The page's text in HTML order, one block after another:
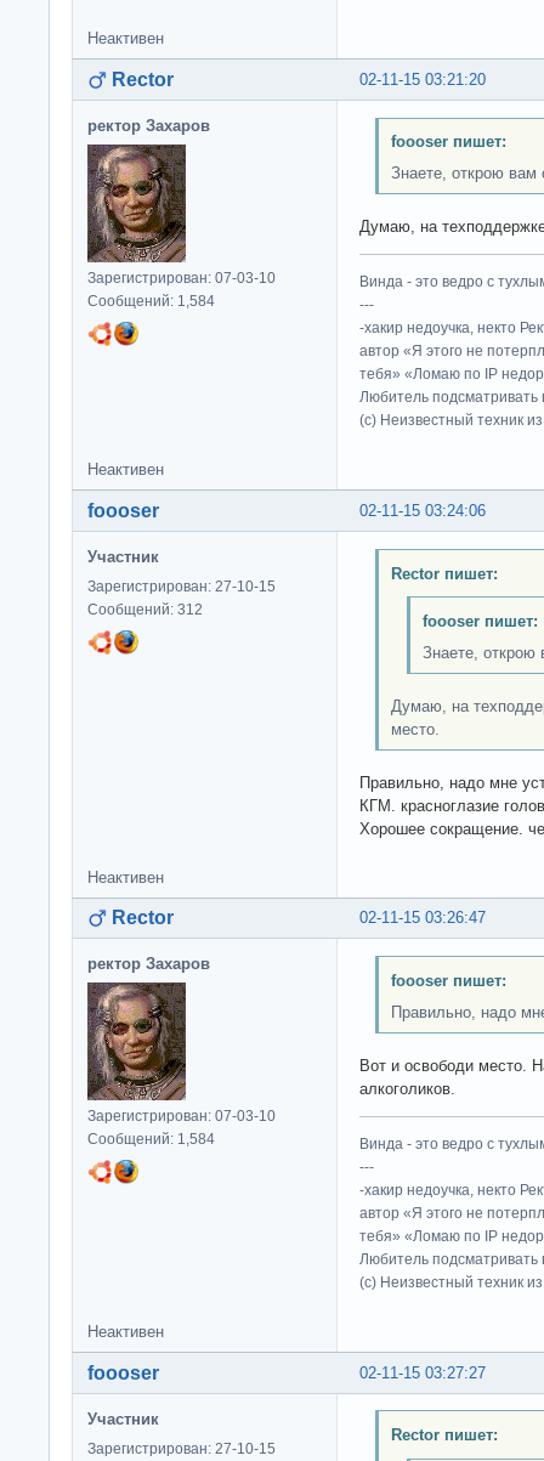
Неактивен
02-11-15 03:21:20
Rector
ректор Захаров
Зарегистрирован: 07-03-10
Сообщений: 1,584
foooser пишет:
Знаете, открою вам
Думаю, на
Винда - это ведро с
---
-хакир недоучка, некто
автор «Я этого не
тебя» «Ломаю по IP
Любитель подсматривать
(c) Неизвестный техник
Неактивен
02-11-15 03:24:06
foooser
Участник
Зарегистрирован: 27-10-15
Сообщений: 312
Rector пишет:
foooser пишет:
Знаете, открою
Думаю, на
место.
Правильно, надо мне
КГМ. красноглазие
Хорошее сокращение.
Неактивен
02-11-15 03:26:47
Rector
ректор Захаров
Зарегистрирован: 07-03-10
Сообщений: 1,584
foooser пишет:
Правильно, надо
Вот и освободи место.
алкоголиков.
Винда - это ведро с
---
-хакир недоучка, некто
автор «Я этого не
тебя» «Ломаю по IP
Любитель подсматривать
(c) Неизвестный техник
Неактивен
02-11-15 03:27:27
foooser
Участник
Зарегистрирован: 27-10-15
Rector пишет: